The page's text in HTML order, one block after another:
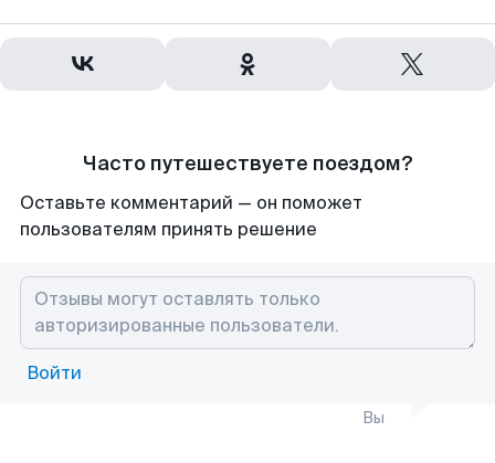
Часто путешествуете поездом?
Оставьте комментарий — он поможет
пользователям принять решение
Войти
Вы